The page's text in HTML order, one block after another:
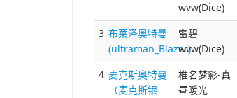
wvw(Dice)
3 布莱泽奥特曼
(ultraman_Blazer)
雷碧
wvw(Dice)
4 麦克斯奥特曼
（麦克斯银
椎名梦影-真
昼暖光